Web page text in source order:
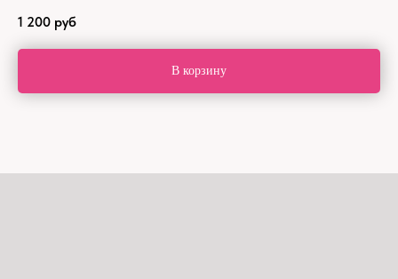
1 200 руб
В корзину